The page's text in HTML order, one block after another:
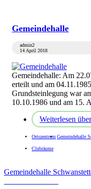
Gemeindehalle
admin2
14 April 2018
Gemeindehalle: Am
erteilt und am
Grundsteinlegung war
10.10.1986 und am 15.
Weiterlesen
Ortszentrum Gemeindehalle
Clubräume
Gemeindehalle
Schwanstetten.de